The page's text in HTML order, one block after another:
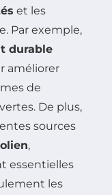
et les
Par exemple,
durable
améliorer
de
De plus,
sources
,
essentielles
les